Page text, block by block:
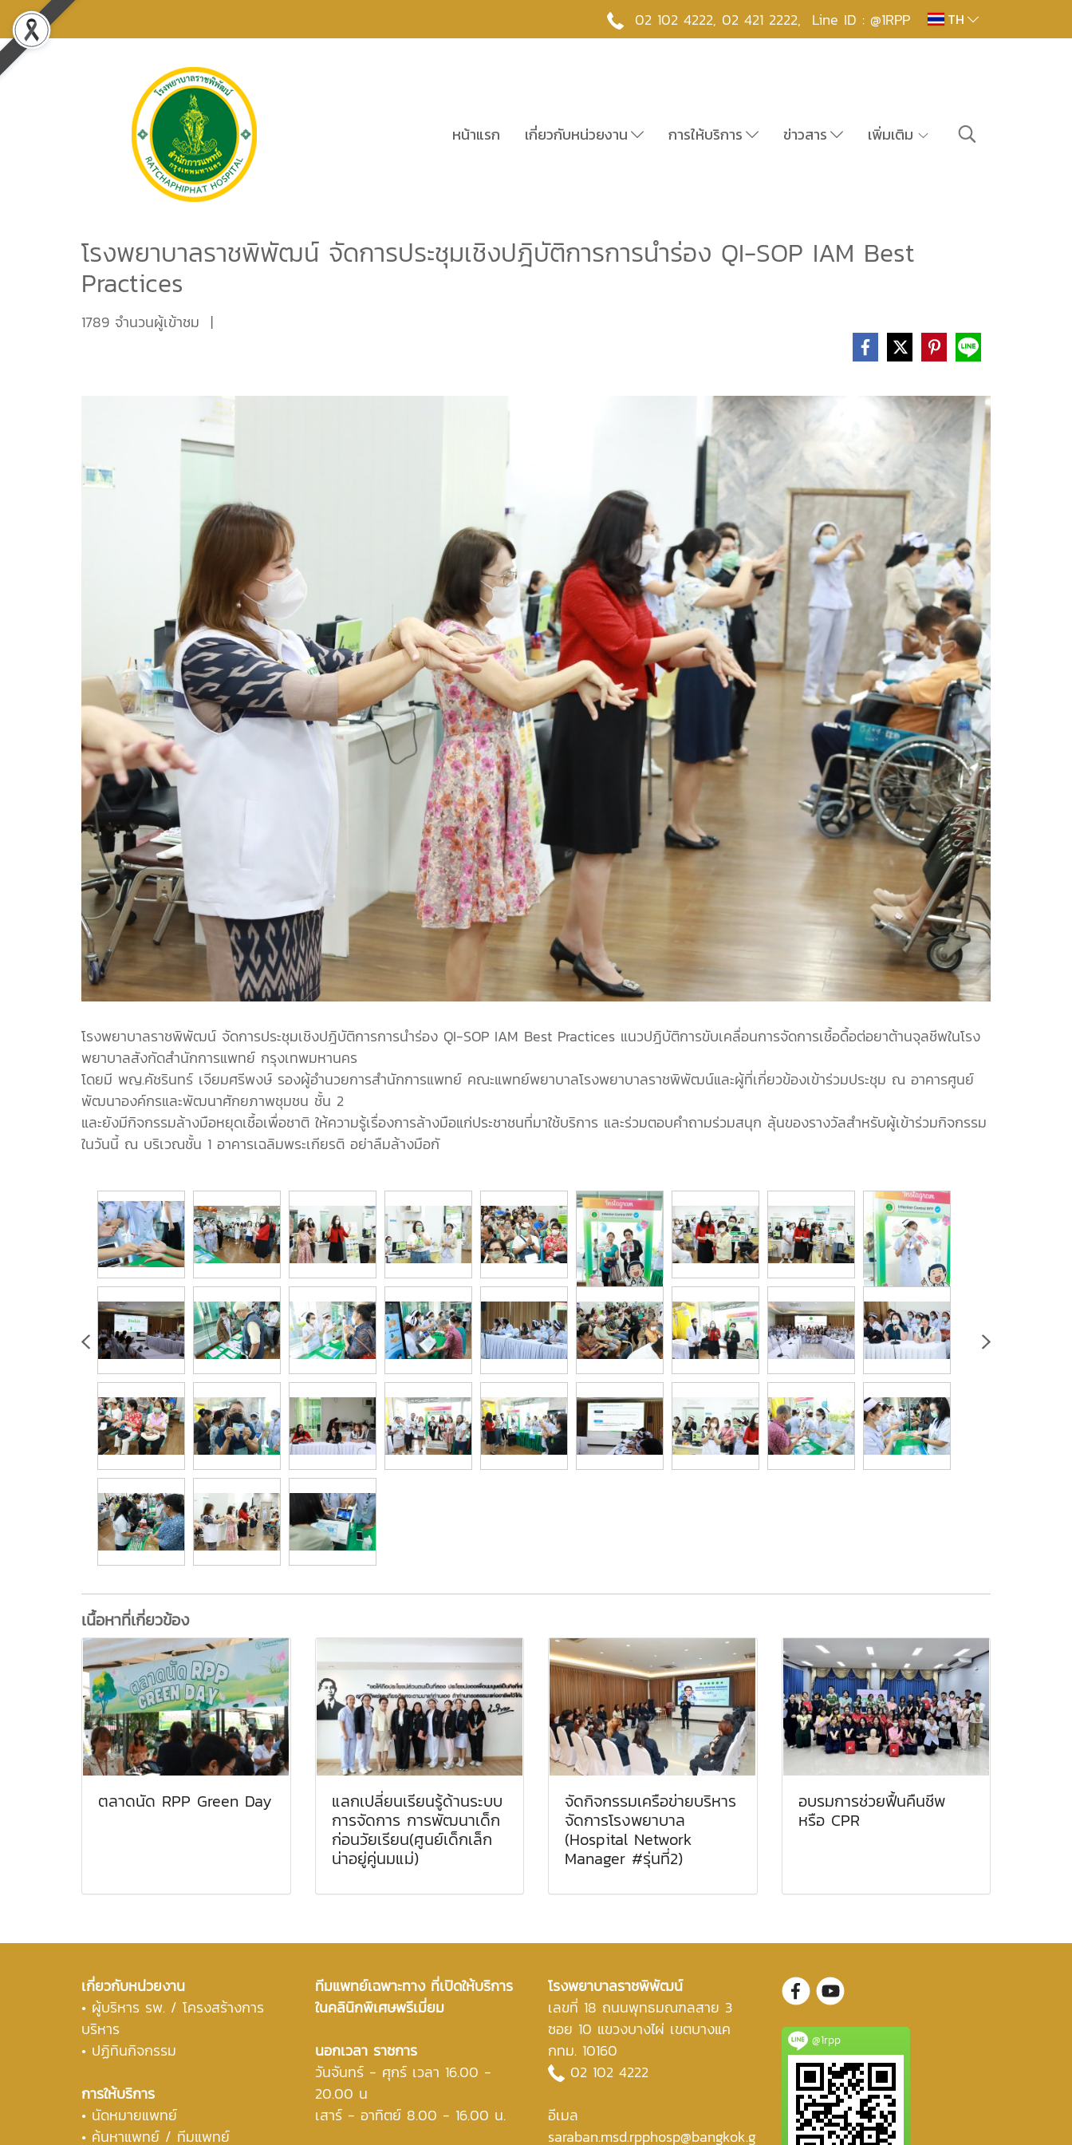
02 102 4222, 02 421 2222, Line ID : @1RPP TH
หน้าแรก เกี่ยวกับหน่วยงาน การให้บริการ ข่าวสาร เพิ่มเติม
โรงพยาบาลราชพิพัฒน์ จัดการประชุมเชิงปฎิบัติการการนำร่อง QI-SOP IAM Best
Practices
1789 จำนวนผู้เข้าชม |
โรงพยาบาลราชพิพัฒน์ จัดการประชุมเชิงปฎิบัติการการนำร่อง QI-SOP IAM Best Practices แนวปฎิบัติการขับเคลื่อนการจัดการเชื้อดื้อต่อยาต้านจุลชีพในโรง
พยาบาลสังกัดสำนักการแพทย์ กรุงเทพมหานคร
โดยมี พญ.คัชรินทร์ เจียมศรีพงษ์ รองผู้อำนวยการสำนักการแพทย์ คณะแพทย์พยาบาลโรงพยาบาลราชพิพัฒน์และผู้ที่เกี่ยวข้องเข้าร่วมประชุม ณ อาคารศูนย์
พัฒนาองค์กรและพัฒนาศักยภาพชุมชน ชั้น 2
และยังมีกิจกรรมล้างมือหยุดเชื้อเพื่อชาติ ให้ความรู้เรื่องการล้างมือแก่ประชาชนที่มาใช้บริการ และร่วมตอบคำถามร่วมสนุก ลุ้นของรางวัลสำหรับผู้เข้าร่วมกิจกรรม
ในวันนี้ ณ บริเวณชั้น 1 อาคารเฉลิมพระเกียรติ อย่าลืมล้างมือกั
เนื้อหาที่เกี่ยวข้อง
ตลาดนัด RPP Green Day
แลกเปลี่ยนเรียนรู้ด้านระบบ
การจัดการ การพัฒนาเด็ก
ก่อนวัยเรียน(ศูนย์เด็กเล็ก
น่าอยู่คู่นมแม่)
จัดกิจกรรมเครือข่ายบริหาร
จัดการโรงพยาบาล
(Hospital Network
Manager #รุ่นที่2)
อบรมการช่วยฟื้นคืนชีพ
หรือ CPR
เกี่ยวกับหน่วยงาน
• ผู้บริหาร รพ. / โครงสร้างการ
บริหาร
• ปฏิทินกิจกรรม
การให้บริการ
• นัดหมายแพทย์
• ค้นหาแพทย์ / ทีมแพทย์
ทีมแพทย์เฉพาะทาง ที่เปิดให้บริการ
ในคลินิกพิเศษพรีเมี่ยม
นอกเวลา ราชการ
วันจันทร์ - ศุกร์ เวลา 16.00 -
20.00 น
เสาร์ - อาทิตย์ 8.00 - 16.00 น.
โรงพยาบาลราชพิพัฒน์
เลขที่ 18 ถนนพุทธมณฑลสาย 3
ซอย 10 แขวงบางไผ่ เขตบางแค
กทม. 10160
02 102 4222
อีเมล
saraban.msd.rpphosp@bangkok.g
@1rpp